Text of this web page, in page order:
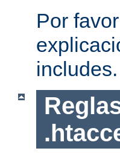
Por
includes.